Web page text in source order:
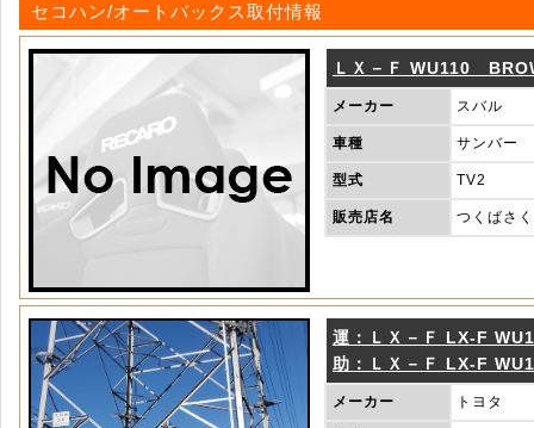
セコハン/オートバックス取付情報
ＬＸ－Ｆ WU110
メーカー スバル
車種 サンバー
型式 TV2
販売店名 つくばさ
運：ＬＸ－Ｆ LX-F
助：ＬＸ－Ｆ LX-F
メーカー トヨタ